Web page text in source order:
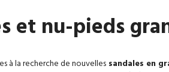
et nu-pieds
à la recherche de nouvellessandales en